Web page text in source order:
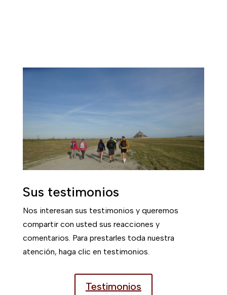
Asociación Les Chemins du
3 rue d'Yverdon
14210 EVRECY
Correo :chemins-st-
michel@wanadoo.fr
Tel:02 31 24 11 76